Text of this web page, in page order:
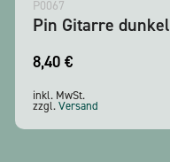
P0067
Pin Gitarre dunkel
8,40 €
inkl. MwSt.
zzgl.Versand